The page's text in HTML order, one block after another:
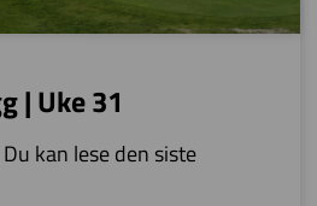
| Uke 31
kan lese den siste